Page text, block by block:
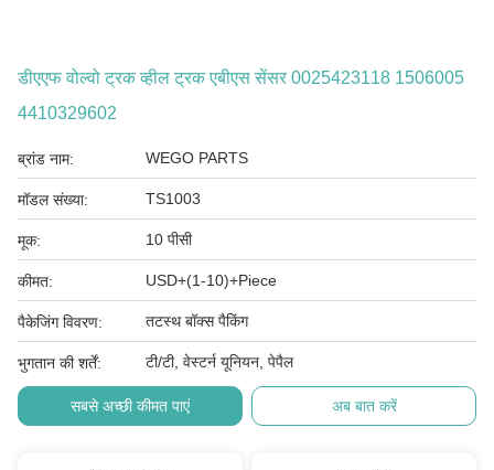
डीएएफ वोल्वो ट्रक व्हील ट्रक एबीएस सेंसर 0025423118 1506005
4410329602
ब्रांड नाम: WEGO PARTS
मॉडल संख्या: TS1003
मूक: 10 पीसी
कीमत: USD+(1-10)+Piece
पैकेजिंग विवरण: तटस्थ बॉक्स पैकिंग
भुगतान की शर्तें: टी/टी, वेस्टर्न यूनियन, पेपैल
सबसे अच्छी कीमत पाएं अब बात करें